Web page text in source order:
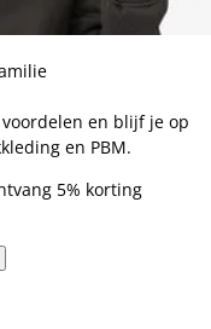
en blijf je op
en PBM.
5% korting